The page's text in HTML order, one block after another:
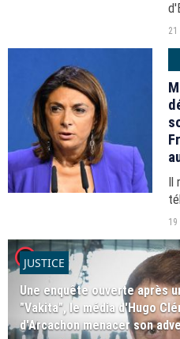
Il
player2JUSTICE
Une enquête ouverte après
"Vakita", le média d'Hugo
d'Arcachon menacer son